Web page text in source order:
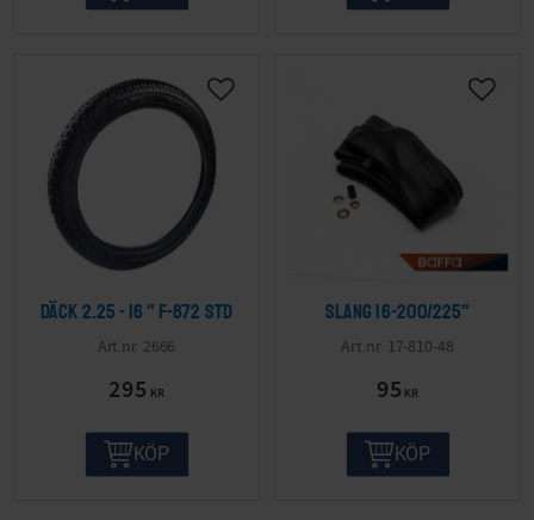
Däck 2.25 - 16 " F-872 std
2666
295 KR
KÖP
Slang 16-200/225"
17-810-48
95 KR
KÖP